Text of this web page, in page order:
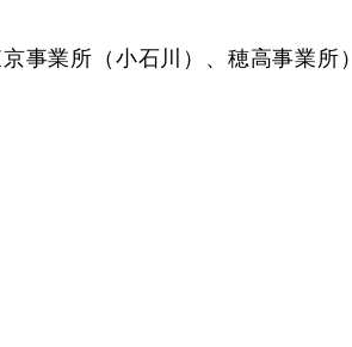
事業所（小石川）、穂高事業所）